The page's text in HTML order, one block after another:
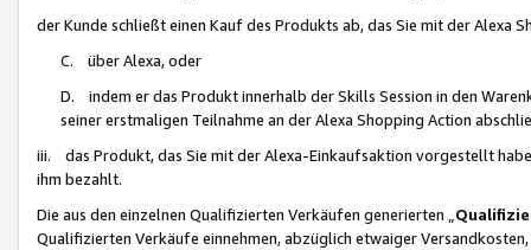
der Kunde schließt einen Kauf des Produkts ab, das Sie mit der Alexa
C. über Alexa, oder
D. indem er das Produkt innerhalb der Skills Session in den
seiner erstmaligen Teilnahme an der Alexa Shopping Action
iii. das Produkt, das Sie mit der Alexa-Einkaufsaktion vorgestellt
ihm bezahlt.
Die aus den einzelnen Qualifizierten Verkäufen generierten „
Qualifizierten Verkäufe einnehmen, abzüglich etwaiger